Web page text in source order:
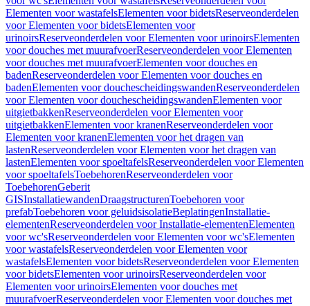
Elementen voor wastafelsElementen voor bidetsReserveonderdelen
voor Elementen voor bidetsElementen voor
urinoirsReserveonderdelen voor Elementen voor urinoirsElementen
voor douches met muurafvoerReserveonderdelen voor Elementen
voor douches met muurafvoerElementen voor douches en
badenReserveonderdelen voor Elementen voor douches en
badenElementen voor douchescheidingswandenReserveonderdelen
voor Elementen voor douchescheidingswandenElementen voor
uitgietbakkenReserveonderdelen voor Elementen voor
uitgietbakkenElementen voor kranenReserveonderdelen voor
Elementen voor kranenElementen voor het dragen van
lastenReserveonderdelen voor Elementen voor het dragen van
lastenElementen voor spoeltafelsReserveonderdelen voor Elementen
voor spoeltafelsToebehorenReserveonderdelen voor
ToebehorenGeberit
GISInstallatiewandenDraagstructurenToebehoren voor
prefabToebehoren voor geluidsisolatieBeplatingenInstallatie-
elementenReserveonderdelen voor Installatie-elementenElementen
voor wc'sReserveonderdelen voor Elementen voor wc'sElementen
voor wastafelsReserveonderdelen voor Elementen voor
wastafelsElementen voor bidetsReserveonderdelen voor Elementen
voor bidetsElementen voor urinoirsReserveonderdelen voor
Elementen voor urinoirsElementen voor douches met
muurafvoerReserveonderdelen voor Elementen voor douches met